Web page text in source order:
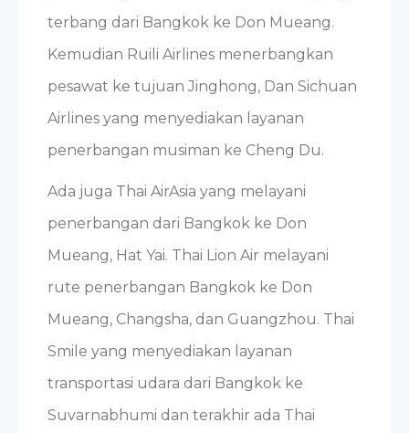
terbang dari Bangkok ke Don Mueang.
Kemudian Ruili Airlines menerbangkan
pesawat ke tujuan Jinghong, Dan Sichuan
Airlines yang menyediakan layanan
penerbangan musiman ke Cheng Du.
Ada juga Thai AirAsia yang melayani
penerbangan dari Bangkok ke Don
Mueang, Hat Yai. Thai Lion Air melayani
rute penerbangan Bangkok ke Don
Mueang, Changsha, dan Guangzhou. Thai
Smile yang menyediakan layanan
transportasi udara dari Bangkok ke
Suvarnabhumi dan terakhir ada Thai